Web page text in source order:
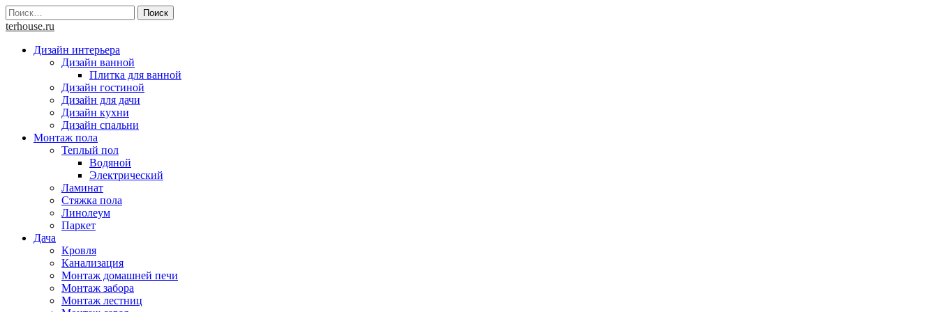
Skip
to
Найти:
terhouse.ru
Дизайн интерьера
Дизайн ванной
Плитка для ванной
Дизайн гостиной
Дизайн для дачи
Дизайн кухни
Дизайн спальни
Монтаж пола
Теплый пол
Водяной
Электрический
Ламинат
Стяжка пола
Линолеум
Паркет
Дача
Кровля
Канализация
Монтаж домашней печи
Монтаж забора
Монтаж лестниц